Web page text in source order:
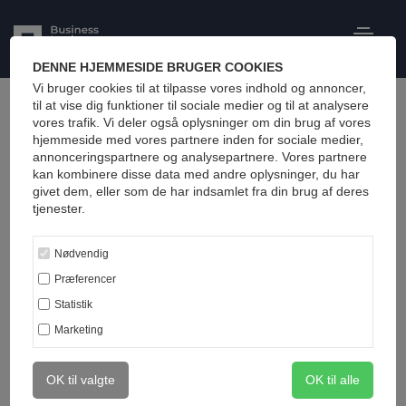
DENNE HJEMMESIDE BRUGER COOKIES
Vi bruger cookies til at tilpasse vores indhold og annoncer,
til at vise dig funktioner til sociale medier og til at analysere
vores trafik. Vi deler også oplysninger om din brug af vores
hjemmeside med vores partnere inden for sociale medier,
annonceringspartnere og analysepartnere. Vores partnere
kan kombinere disse data med andre oplysninger, du har
givet dem, eller som de har indsamlet fra din brug af deres
tjenester.
Nødvendig
Præferencer
Statistik
Marketing
OK til valgte OK til alle
Alle
June 19, 2022
Ledelsesmæssig udvikling gennem sparring
Ledelsesmæssig udvikling gennem sparring